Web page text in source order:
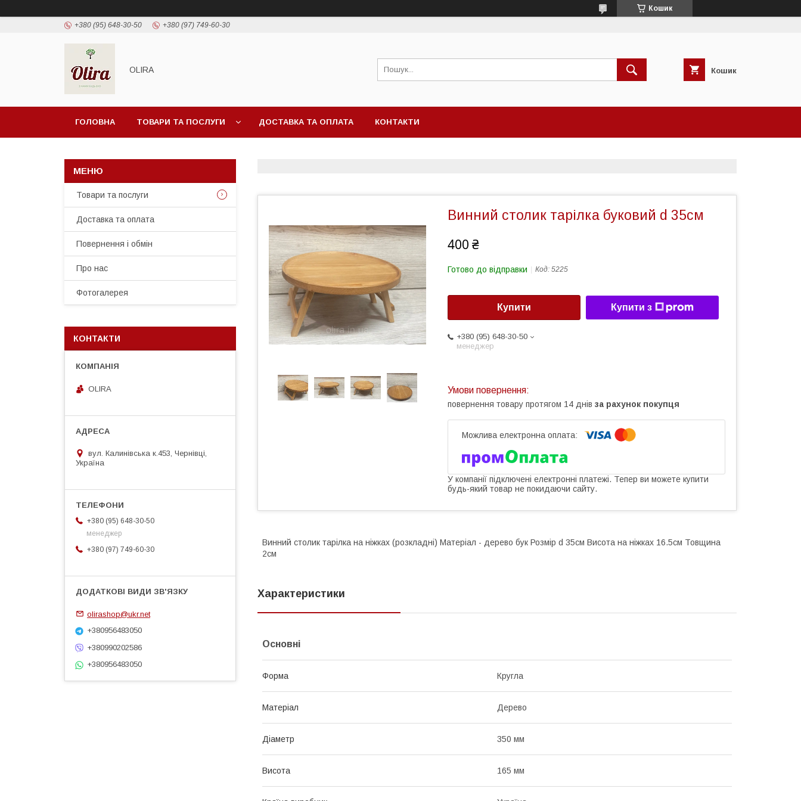
Кошик
+380 (95) 648-30-50 +380 (97) 749-60-30
OLIRA Кошик
ГОЛОВНА ТОВАРИ ТА ПОСЛУГИ ДОСТАВКА ТА ОПЛАТА КОНТАКТИ
Винний столик тарілка буковий d 35см
400 ₴
Готово до відправки Код: 5225
Купити Купити з
+380 (95) 648-30-50
менеджер
повернення товару протягом 14 днів за рахунок покупця
У компанії підключені електронні платежі. Тепер ви можете купити
будь-який товар не покидаючи сайту.
Винний столик тарілка на ніжках (розкладні) Матеріал - дерево бук Розмір d 35см Висота на ніжках 16.5см Товщина
2см
Характеристики
Основні
Форма Кругла
Матеріал Дерево
Діаметр 350 мм
Висота 165 мм
Товари та послуги
Доставка та оплата
Повернення і обмін
Про нас
Фотогалерея
КОНТАКТИ
OLIRA
вул. Калинівська к.453, Чернівці,
Україна
+380 (95) 648-30-50
менеджер
+380 (97) 749-60-30
olirashop@ukr.net
+380956483050
+380990202586
+380956483050